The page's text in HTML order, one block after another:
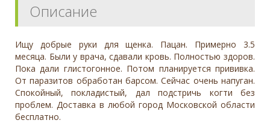
Описание
Ищу добрые руки для щенка. Пацан. Примерно 3.5
месяца. Были у врача, сдавали кровь. Полностью здоров.
Пока дали глистогонное. Потом планируется прививка.
От паразитов обработан барсом. Сейчас очень напуган.
Спокойный, покладистый, дал подстричь когти без
проблем. Доставка в любой город Московской области
бесплатно.